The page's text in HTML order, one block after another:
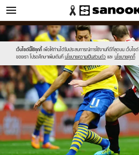
ข่าว
เว็บไซต์นี้ใช้คุกกี้ เพื่อให้ท่านได้รับประสบการณ์การใช้งานที่ดีที่สุดบน เว็บไซต์
ของเรา โปรดศึกษาเพิ่มเติมที่ นโยบายความเป็นส่วนตัว และ นโยบายคุกกี้
Sanook
//s.isanook.com/sr/0/images/logo-
new-
sanook.png
600
60
//s.isanook.com/ns/0/ud/241/1209470/11.jpg